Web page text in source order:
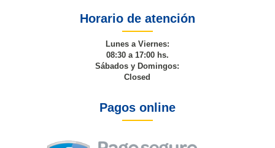
Horario de atención
Lunes a Viernes:
08:30 a 17:00 hs.
Sábados y Domingos:
Closed
Pagos online